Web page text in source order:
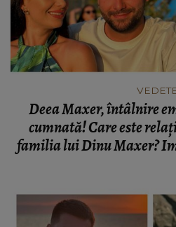
Deea Maxer, întâlnire
cumnată! Care este
familia lui Dinu Maxer?